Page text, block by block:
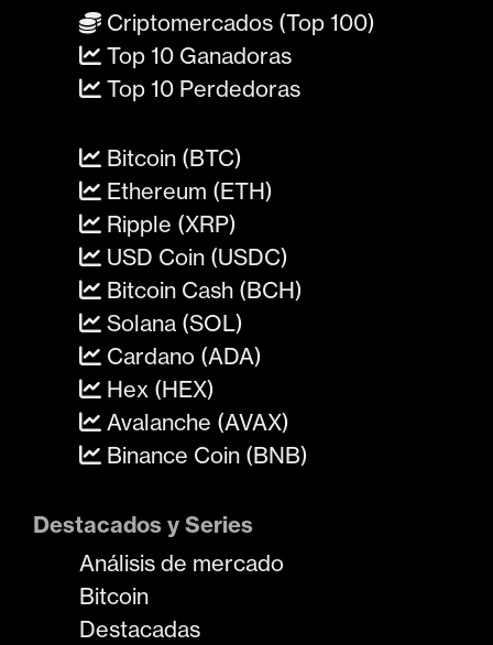
Criptomercados (Top 100)
Top 10 Ganadoras
Top 10 Perdedoras
Bitcoin (BTC)
Ethereum (ETH)
Ripple (XRP)
USD Coin (USDC)
Bitcoin Cash (BCH)
Solana (SOL)
Cardano (ADA)
Hex (HEX)
Avalanche (AVAX)
Binance Coin (BNB)
Destacados y Series
Análisis de mercado
Bitcoin
Destacadas